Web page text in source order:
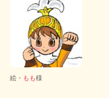
絵・ もも様